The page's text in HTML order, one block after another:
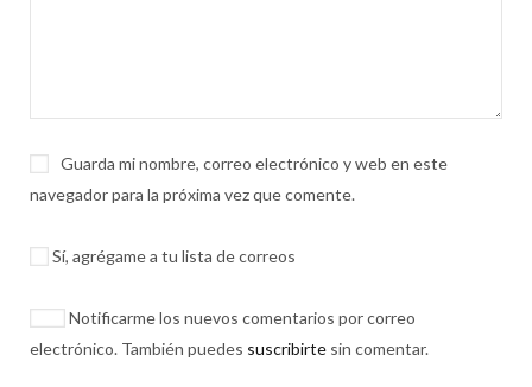
Guarda mi nombre, correo electrónico y web en este
navegador para la próxima vez que comente.
Sí, agrégame a tu lista de correos
Notificarme los nuevos comentarios por correo
electrónico. También puedes suscribirte sin comentar.